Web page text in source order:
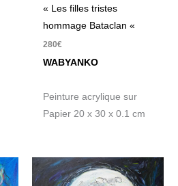
« Les filles tristes
hommage Bataclan «
280€
WABYANKO
Peinture acrylique sur
Papier 20 x 30 x 0.1 cm